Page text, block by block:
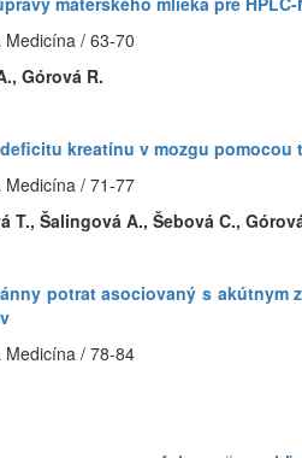
/ 63-70
Górová R.
kreatínu v mozgu
Medicína / 71-77
T., Šalingová A., Šebová C.,
potrat asociovaný s akútnym
Medicína / 78-84